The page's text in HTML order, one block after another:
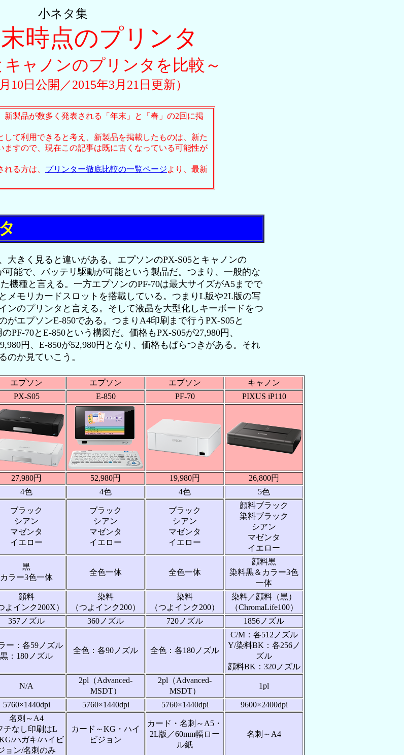
小ネタ集
時点のプリンタ
キャノンのプリンタを比較～
月10日公開／2015年3月21日更新）
新製品が数多く発表される「年末」と「春」の2回に掲
して利用できると考え、新製品を掲載したものは、新た
ますので、現在この記事は既に古くなっている可能性が
る方は、 プリンター徹底比較の一覧ページより、最新
きく見ると違いがある。エプソンのPX-S05とキャノンの
可能で、バッテリ駆動が可能という製品だ。つまり、一般的な
機種と言える。一方エプソンのPF-70は最大サイズがA5までで
メモリカードスロットを搭載している。つまりL版や2L版の写
ンのプリンタと言える。そして液晶を大型化しキーボードをつ
がエプソンE-850である。つまりA4印刷まで行うPX-S05と
PF-70とE-850という構図だ。価格もPX-S05が27,980円、
円、E-850が52,980円となり、価格もばらつきがある。それ
のか見ていこう。
エプソン エプソン エプソン
キャノン
PX-S05 E-850 PF-70 PIXUS iP110
27,980円 52,980円 19,980円 26,800円
4色 4色 4色 5色
ブラック
シアン
マゼンタ
イエロー
ブラック
シアン
マゼンタ
イエロー
ブラック
シアン
マゼンタ
イエロー
顔料ブラック
染料ブラック
シアン
マゼンタ
イエロー
黒
カラー3色一体
全色一体 全色一体
顔料黒
染料黒＆カラー3色
一体
顔料
よインク200X）
染料
（つよインク200）
染料
（つよインク200）
染料／顔料（黒）
（ChromaLife100）
357ノズル 360ノズル 720ノズル 1856ノズル
ー：各59ノズル
黒：180ノズル
全色：各90ノズル 全色：各180ノズル
C/M：各512ノズル
Y/染料BK：各256ノ
ズル
顔料BK：320ノズル
N/A
2pl（Advanced-
MSDT）
2pl（Advanced-
MSDT）
1pl
5760×1440dpi 5760×1440dpi 5760×1440dpi 9600×2400dpi
名刺～A4
チなし印刷はL
ハガキ/ハイビ
ョン/名刺のみ
カード～KG・ハイ
ビジョン
カード・名刺～A5・
2L版／60mm幅ロー
ル紙
名刺～A4